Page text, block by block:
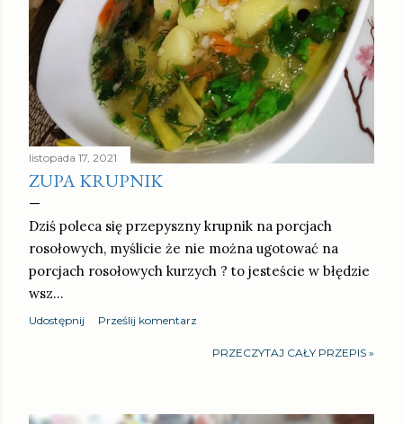
listopada 17, 2021
ZUPA KRUPNIK
Dziś poleca się przepyszny krupnik na porcjach
rosołowych, myślicie że nie można ugotować na
porcjach rosołowych kurzych ? to jesteście w błędzie
wsz…
Udostępnij Prześlij komentarz
PRZECZYTAJ CAŁY PRZEPIS »